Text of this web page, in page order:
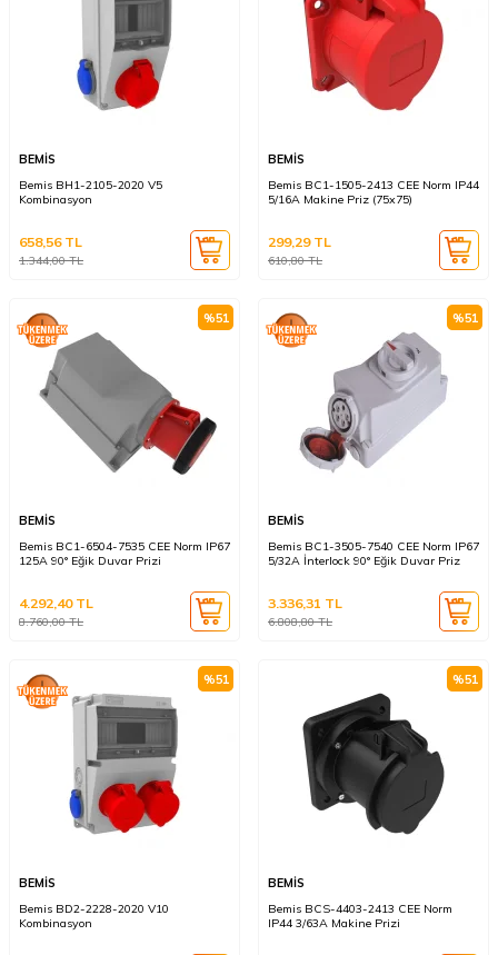
BEMİS
Bemis BH1-2105-2020 V5
Kombinasyon
1.344,00TL
658,56TL
BEMİS
Bemis BC1-1505-2413 CEE Norm IP44
5/16A Makine Priz (75x75)
610,80TL
299,29TL
%51
BEMİS
Bemis BC1-6504-7535 CEE Norm IP67
125A 90° Eğik Duvar Prizi
8.760,00TL
4.292,40TL
%51
BEMİS
Bemis BC1-3505-7540 CEE Norm IP67
5/32A İnterlock 90° Eğik Duvar Priz
6.808,80TL
3.336,31 TL
%51
BEMİS
Bemis BD2-2228-2020 V10
Kombinasyon
%51
BEMİS
Bemis BCS-4403-2413 CEE Norm
IP44 3/63A Makine Prizi